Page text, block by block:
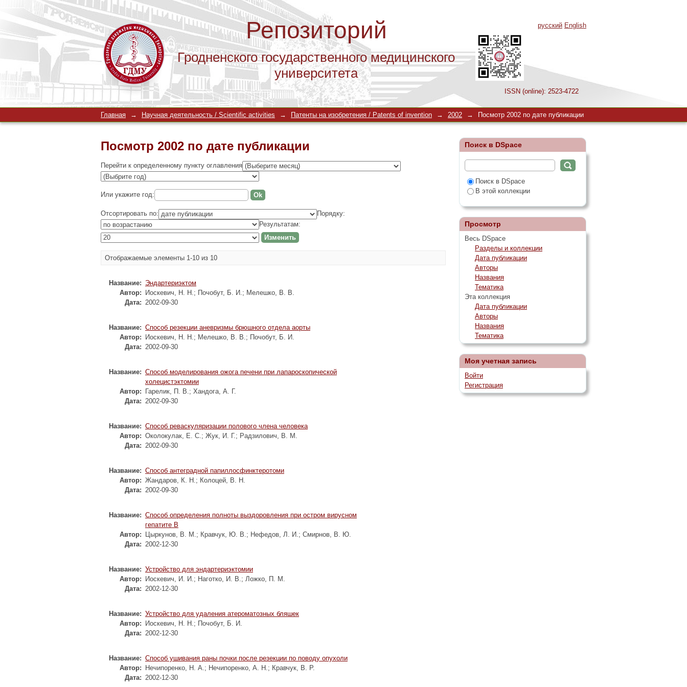
Репозиторий
Гродненского государственного медицинского
университета
ISSN (online): 2523-4722
Посмотр 2002 по дате публикации
русский English
Главная → Научная деятельность / Scientific activities → Патенты на изобретения / Patents of invention → 2002 → Посмотр 2002 по дате публикации
Посмотр 2002 по дате публикации
Перейти к определенному пункту оглавления
Или укажите год:
Отсортировать по:
Порядку:
Результатам:
Отображаемые элементы 1-10 из 10
Название: Эндартериэктом
Автор:
Иоскевич, Н. Н.; Почобут, Б. И.; Мелешко, В. В.
Дата: 2002-09-30
Название: Способ резекции аневризмы брюшного отдела аорты
Автор:
Иоскевич, Н. Н.; Мелешко, В. В.; Почобут, Б. И.
Дата: 2002-09-30
Название: Способ моделирования ожога печени при лапароскопической
холецистэктомии
Автор:
Гарелик, П. В.; Хандога, А. Г.
Дата: 2002-09-30
Название: Способ реваскуляризации полового члена человека
Автор: Околокулак, Е. С.; Жук, И. Г.; Радзилович, В. М.
Дата: 2002-09-30
Название: Способ антеградной папиллосфинктеротоми
Автор: Жандаров, К. Н.; Колоцей, В. Н.
Дата: 2002-09-30
Название: Способ определения полноты выздоровления при остром вирусном
гепатите В
Автор:
Цыркунов, В. М.; Кравчук, Ю. В.; Нефедов, Л. И.; Смирнов, В. Ю.
Дата: 2002-12-30
Название: Устройство для эндартериэктомии
Автор:
Иоскевич, И. И.; Наготко, И. В.; Ложко, П. М.
Дата: 2002-12-30
Название: Устройство для удаления атероматозных бляшек
Автор:
Иоскевич, Н. Н.; Почобут, Б. И.
Дата: 2002-12-30
Название: Способ ушивания раны почки после резекции по поводу опухоли
Автор:
Нечипоренко, Н. А.; Нечипоренко, А. Н.; Кравчук, В. Р.
Дата: 2002-12-30
Поиск в DSpace
Поиск в DSpace
В этой коллекции
Просмотр
Весь DSpace
Разделы и коллекции
Дата публикации
Авторы
Названия
Тематика
Эта коллекция
Дата публикации
Авторы
Названия
Тематика
Моя учетная запись
Войти
Регистрация